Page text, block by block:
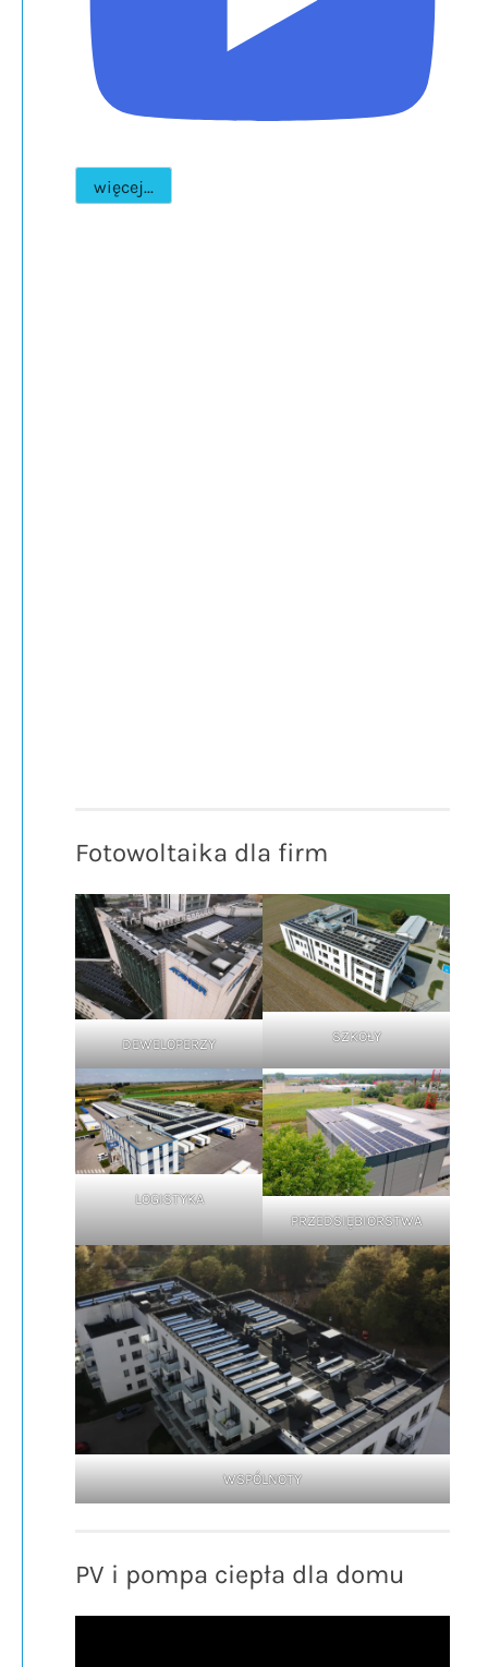
więcej...
Fotowoltaika dla firm
DEWELOPERZY SZKOŁY
LOGISTYKA
PRZEDSIĘBIORSTWA
WSPÓLNOTY
PV i pompa ciepła dla domu